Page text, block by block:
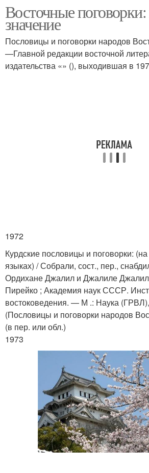
Восточные
значение
Пословицы и поговорки народов
—Главной редакции восточной
издательства «» (), выходившая в
1972
Курдские пословицы и поговорки:
языках) / Собрали, сост., пер.,
Ордихане Джалил и Джалиле
Пирейко ; Академия наук СССР.
востоковедения. — М .: Наука
(Пословицы и поговорки народов
(в пер. или обл.)
1973